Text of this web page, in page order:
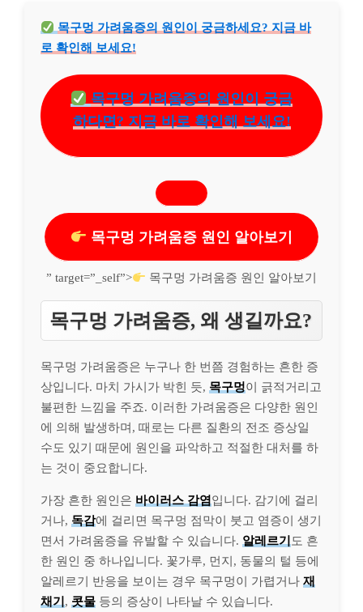
목구멍 가려움증의 원인이 궁금하세요? 지금 바
로 확인해 보세요!
목구멍 가려움증의 원인이 궁금
하다면? 지금 바로 확인해 보세요!
목구멍 가려움증 원인 알아보기
” target=”_self”> 목구멍 가려움증 원인 알아보기
목구멍 가려움증, 왜 생길까요?
목구멍 가려움증은 누구나 한 번쯤 경험하는 흔한 증
상입니다. 마치 가시가 박힌 듯, 목구멍이 긁적거리고
불편한 느낌을 주죠. 이러한 가려움증은 다양한 원인
에 의해 발생하며, 때로는 다른 질환의 전조 증상일
수도 있기 때문에 원인을 파악하고 적절한 대처를 하
는 것이 중요합니다.
가장 흔한 원인은 바이러스 감염입니다. 감기에 걸리
거나, 독감에 걸리면 목구멍 점막이 붓고 염증이 생기
면서 가려움증을 유발할 수 있습니다. 알레르기도 흔
한 원인 중 하나입니다. 꽃가루, 먼지, 동물의 털 등에
알레르기 반응을 보이는 경우 목구멍이 가렵거나 재
채기, 콧물 등의 증상이 나타날 수 있습니다.